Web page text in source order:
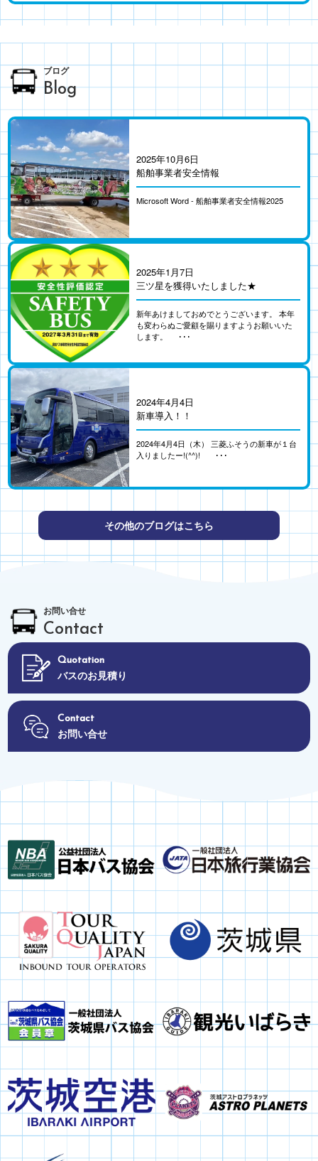
ブログ
Blog
2025年10月6日
船舶事業者安全情報
Microsoft Word - 船舶事業者安全情報2025
2025年1月7日
三ツ星を獲得いたしました★
新年あけましておめでとうございます。 本年
も変わらぬご愛顧を賜りますようお願いいた
します。 ･･･
2024年4月4日
新車導入！！
2024年4月4日（木） 三菱ふそうの新車が１台
入りましたー!(^^)! ･･･
その他のブログはこちら
お問い合せ
Contact
Quotation
バスのお見積り
Contact
お問い合せ